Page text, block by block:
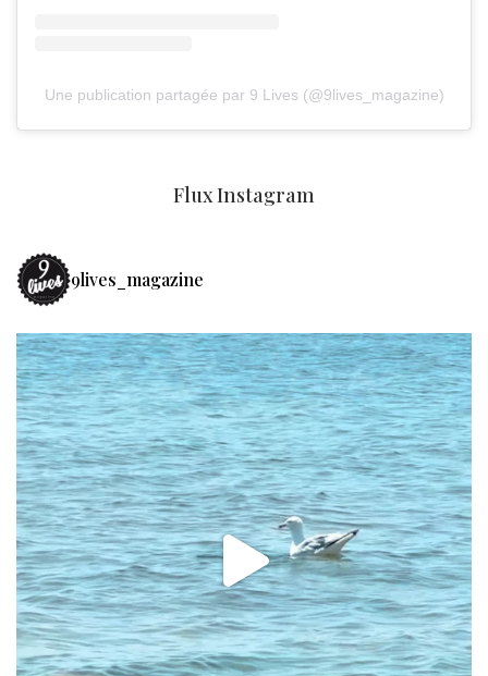
Une publication partagée par 9 Lives (@9lives_magazine)
Flux Instagram
9lives_magazine